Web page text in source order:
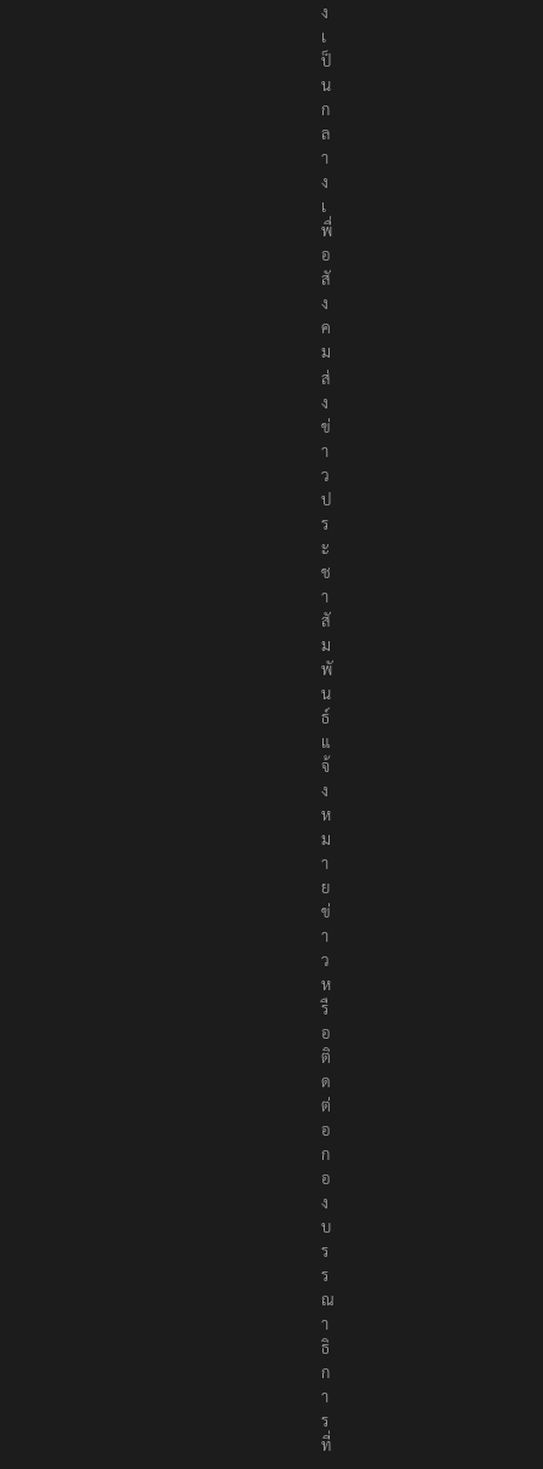
อ
ง
เ
ป็
น
ก
ล
า
ง
เ
พื่
อ
สั
ง
ค
ม
ส่
ง
ข่
า
ว
ป
ร
ะ
ช
า
สั
ม
พั
น
ธ์
แ
จ้
ง
ห
ม
า
ย
ข่
า
ว
ห
รื
อ
ติ
ด
ต่
อ
ก
อ
ง
บ
ร
ร
ณ
า
ธิ
ก
า
ร